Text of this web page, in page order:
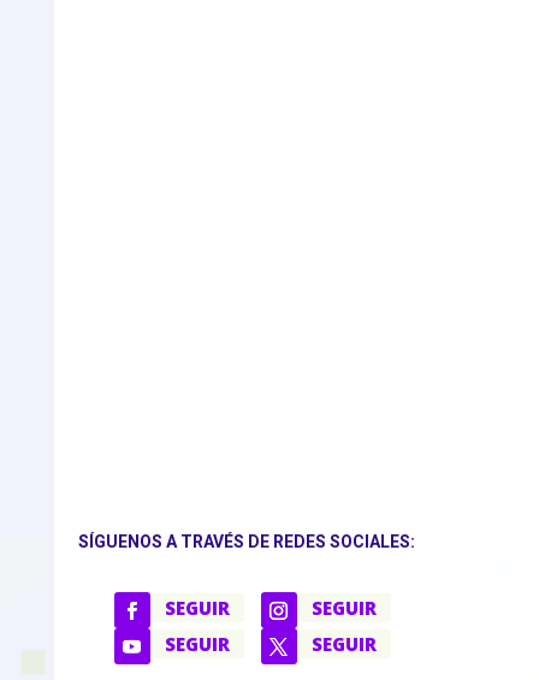
SÍGUENOS A TRAVÉS DE REDES SOCIALES:
SEGUIR
SEGUIR
SEGUIR
SEGUIR